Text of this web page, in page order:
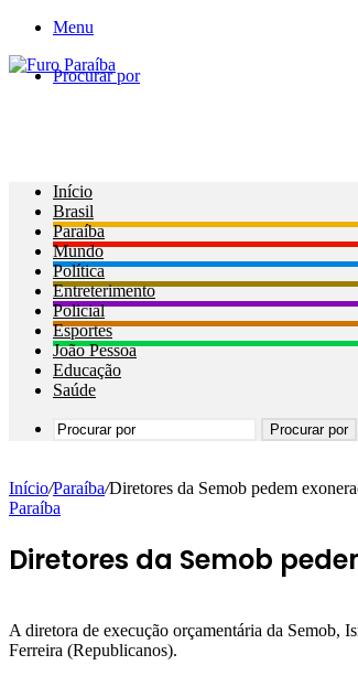
Menu
Procurar por
Início
Brasil
Paraíba
Mundo
Política
Entreterimento
Policial
Esportes
João Pessoa
Educação
Saúde
Procurar por
Início/Paraíba/Diretores da Semob pedem
Paraíba
Diretores da Semob
A diretora de execução orçamentária da Semob,
Ferreira (Republicanos).